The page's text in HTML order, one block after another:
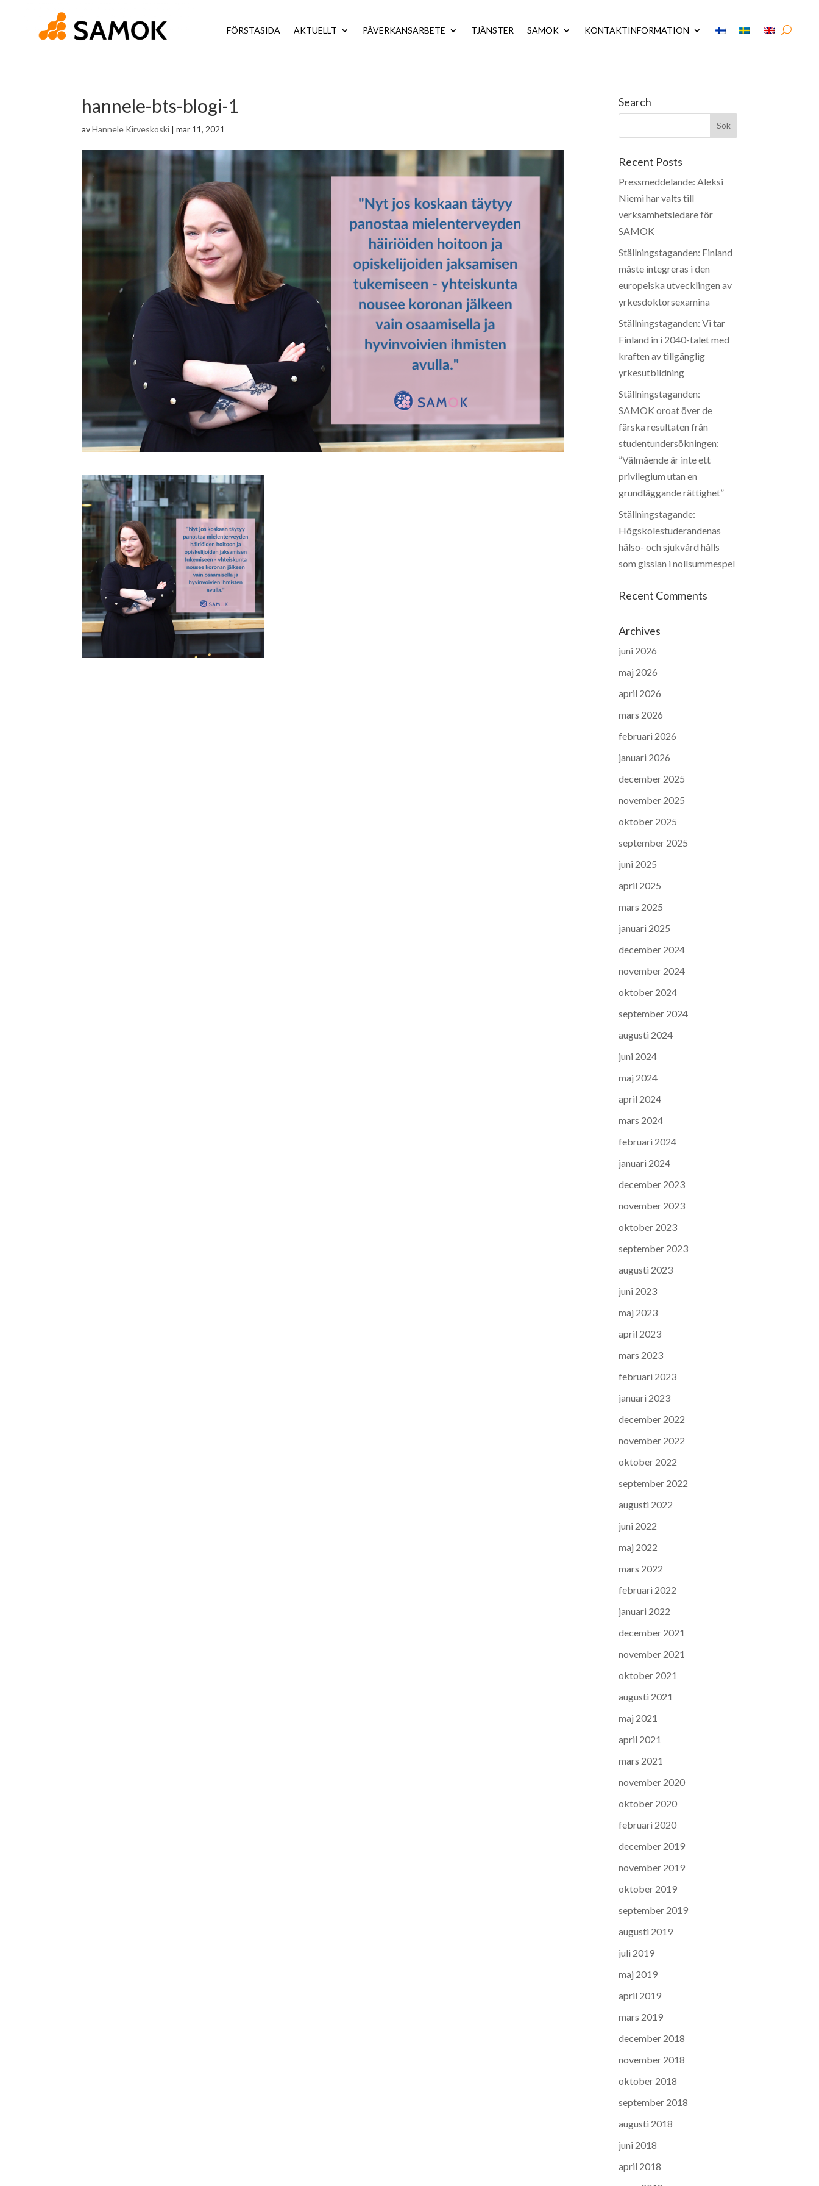
FÖRSTASIDA AKTUELLT PÅVERKANSARBETE TJÄNSTER SAMOK KONTAKTINFORMATION
hannele-bts-blogi-1
avHannele Kirveskoski |mar 11, 2021
Search
Recent Posts
Pressmeddelande: Aleksi
Niemi har valts till
verksamhetsledare för
SAMOK
Ställningstaganden: Finland
måste integreras i den
europeiska utvecklingen av
yrkesdoktorsexamina
Ställningstaganden: Vi tar
Finland in i 2040-talet med
kraften av tillgänglig
yrkesutbildning
Ställningstaganden:
SAMOK oroat över de
färska resultaten från
studentundersökningen:
”Välmående är inte ett
privilegium utan en
grundläggande rättighet”
Ställningstagande:
Högskolestuderandenas
hälso- och sjukvård hålls
som gisslan i nollsummespel
Recent Comments
Archives
juni 2026
maj 2026
april 2026
mars 2026
februari 2026
januari 2026
december 2025
november 2025
oktober 2025
september 2025
juni 2025
april 2025
mars 2025
januari 2025
december 2024
november 2024
oktober 2024
september 2024
augusti 2024
juni 2024
maj 2024
april 2024
mars 2024
februari 2024
januari 2024
december 2023
november 2023
oktober 2023
september 2023
augusti 2023
juni 2023
maj 2023
april 2023
mars 2023
februari 2023
januari 2023
december 2022
november 2022
oktober 2022
september 2022
augusti 2022
juni 2022
maj 2022
mars 2022
februari 2022
januari 2022
december 2021
november 2021
oktober 2021
augusti 2021
maj 2021
april 2021
mars 2021
november 2020
oktober 2020
februari 2020
december 2019
november 2019
oktober 2019
september 2019
augusti 2019
juli 2019
maj 2019
april 2019
mars 2019
december 2018
november 2018
oktober 2018
september 2018
augusti 2018
juni 2018
april 2018